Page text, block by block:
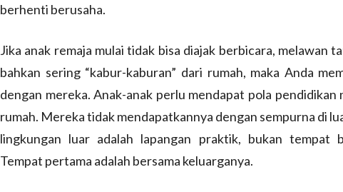
berhenti berusaha.
Jika anak remaja mulai tidak bisa diajak berbicara, melawan
bahkan sering “kabur-kaburan” dari rumah, maka Anda
dengan mereka. Anak-anak perlu mendapat pola pendidikan
rumah. Mereka tidak mendapatkannya dengan sempurna di
lingkungan luar adalah lapangan praktik, bukan tempat
Tempat pertama adalah bersama keluarganya.